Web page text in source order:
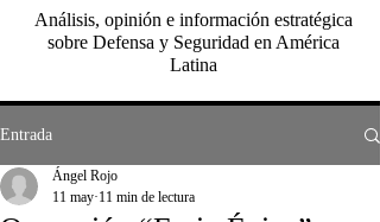
Análisis, opinión e información estratégica
sobre Defensa y Seguridad en América
Latina
Entrada
Ángel Rojo
11 may 11 min de lectura